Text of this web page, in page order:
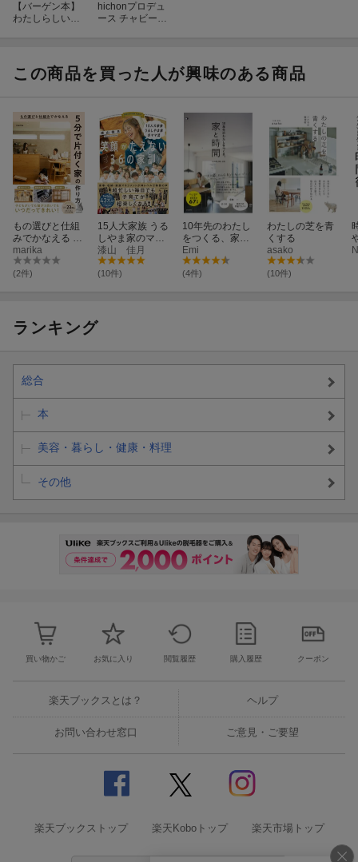
【バーゲン本】
わたしらしい暮
ぶ時間
hichonプロデュ
ース チャビープ
この商品を買った人が興味のある商品
もの選びと仕組
みでかなえる 5
分で片付く家の
作り方
marika
(2件)
15人大家族 うる
しやま家のママ
流 笑顔がたえな
い36の家訓
漆山 佳月
(10件)
10年先のわたし
をつくる、家と
時間
Emi
(4件)
わたしの芝を青
くする
asako
(10件)
ランキング
総合
本
美容・暮らし・健康・料理
その他
買い物かご お気に入り 閲覧履歴 購入履歴 クーポン
楽天ブックスとは？ ヘルプ
お問い合わせ窓口 ご意見・ご要望
楽天ブックストップ 楽天Koboトップ 楽天市場トップ